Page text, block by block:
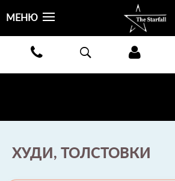
БЕСПЛАТНАЯ ДОСТАВКА КУРЬЕРОМ ИЛИ ПОЧТОЙ ПО ВСЕЙ
ПОДРОБНЕЕ >
МЕНЮ
ХУДИ, ТОЛСТОВКИ